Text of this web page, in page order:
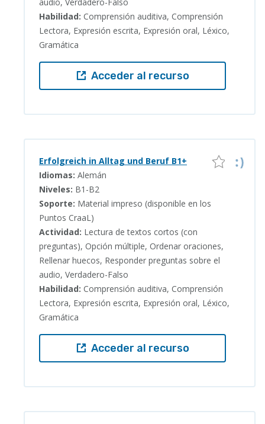
Habilidad: Comprensión auditiva, Comprensión
Lectora, Expresión escrita, Expresión oral, Léxico,
Gramática
Acceder al recurso
Erfolgreich in Alltag und Beruf B1+
Idiomas: Alemán
Niveles: B1-B2
Soporte: Material impreso (disponible en los
Puntos CraaL)
Actividad: Lectura de textos cortos (con
preguntas), Opción múltiple, Ordenar oraciones,
Rellenar huecos, Responder preguntas sobre el
audio, Verdadero-Falso
Habilidad: Comprensión auditiva, Comprensión
Lectora, Expresión escrita, Expresión oral, Léxico,
Gramática
Acceder al recurso